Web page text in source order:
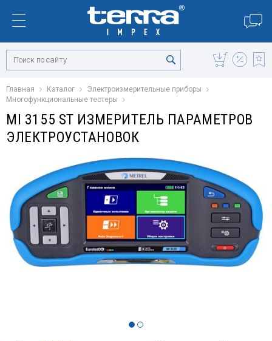
Главная Каталог
Электроизмерительные приборы
Многофункциональные тестеры
MI 3155 ST ИЗМЕРИТЕЛЬ ПАРАМЕТРОВ
ЭЛЕКТРОУСТАНОВОК